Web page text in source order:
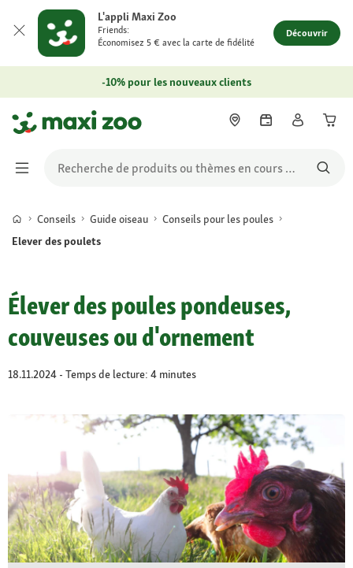
L'appli Maxi Zoo
Friends:
Économisez 5 € avec la carte de fidélité
Découvrir
-10% pour les nouveaux clients
Conseils Guide oiseau
Conseils pour les poules
Elever des poulets
Élever des poules pondeuses,
couveuses ou d'ornement
18.11.2024 - Temps de lecture: 4 minutes